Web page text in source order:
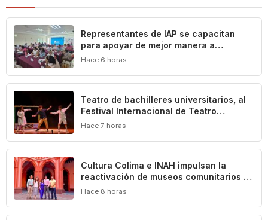
Representantes de IAP se capacitan
para apoyar de mejor manera a
población vulnerable del estado de
Hace 6 horas
Teatro de bachilleres universitarios, al
Festival Internacional de Teatro
Universitario de la UNAM
Hace 7 horas
Cultura Colima e INAH impulsan la
reactivación de museos comunitarios en
el estado
Hace 8 horas